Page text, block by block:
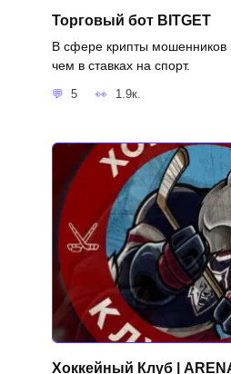
Торговый бот BITGET
В сфере крипты мошенников
чем в ставках на спорт.
5 1.9к.
Хоккейный Клуб |